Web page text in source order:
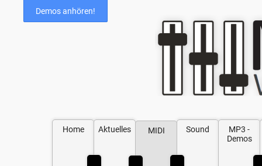
Demos anhören!
Home Aktuelles MIDI Sound
MP3 -
Demos